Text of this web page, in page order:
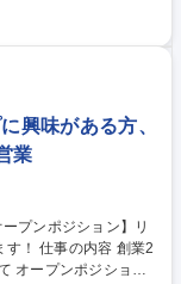
務だけでなく、制度
ープ全体の組織体
、個別制度の設計・
集職種 丸
合/組織体制・制度構
興味がある方、
業
創業2
オープンポジション